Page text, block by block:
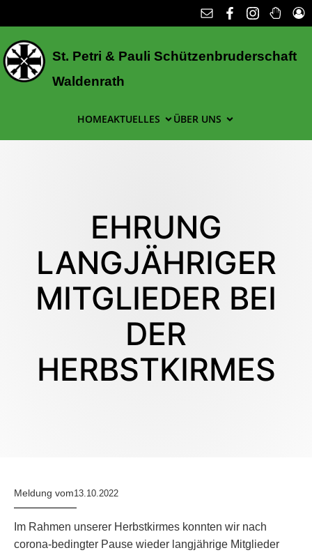
St. Petri & Pauli Schützenbruderschaft
Waldenrath
HOMEAKTUELLES ÜBER UNS
EHRUNG
LANGJÄHRIGER
MITGLIEDER BEI
DER
HERBSTKIRMES
Meldung vom13.10.2022
Im Rahmen unserer Herbstkirmes konnten wir nach
corona-bedingter Pause wieder langjährige Mitglieder